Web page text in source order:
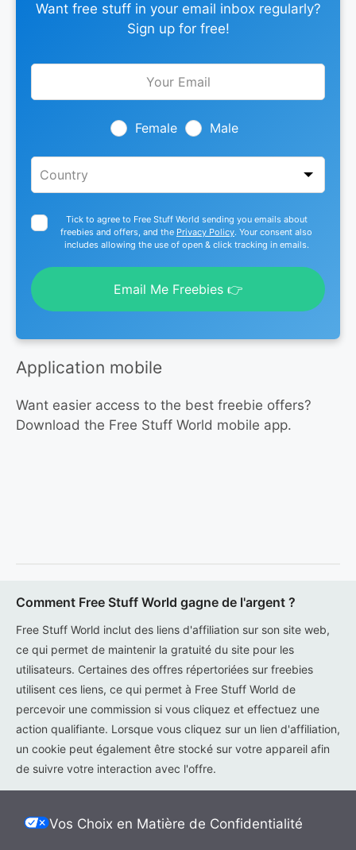
Want free stuff in your email inbox regularly?
Sign up for free!
Leave
Female Male
Tick to agree to Free Stuff World sending you emails about
freebies and offers, and the Privacy Policy. Your consent also
includes allowing the use of open & click tracking in emails.
Email Me Freebies 👉
Application mobile
Want easier access to the best freebie offers?
Download the Free Stuff World mobile app.
Comment Free Stuff World gagne de l'argent ?
Free Stuff World inclut des liens d'affiliation sur son site web,
ce qui permet de maintenir la gratuité du site pour les
utilisateurs. Certaines des offres répertoriées sur freebies
utilisent ces liens, ce qui permet à Free Stuff World de
percevoir une commission si vous cliquez et effectuez une
action qualifiante. Lorsque vous cliquez sur un lien d'affiliation,
un cookie peut également être stocké sur votre appareil afin
de suivre votre interaction avec l'offre.
Vos Choix en Matière de Confidentialité